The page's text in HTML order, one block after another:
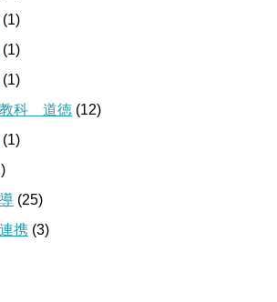
(1)
(1)
(1)
教科 道徳 (12)
(1)
(25)
携 (3)